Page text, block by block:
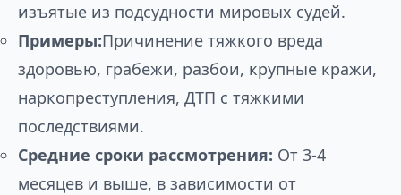
изъятые из подсудности мировых судей.
Примеры:Причинение тяжкого вреда
здоровью, грабежи, разбои, крупные кражи,
наркопреступления, ДТП с тяжкими
последствиями.
Средние сроки рассмотрения: От 3-4
месяцев и выше, в зависимости от